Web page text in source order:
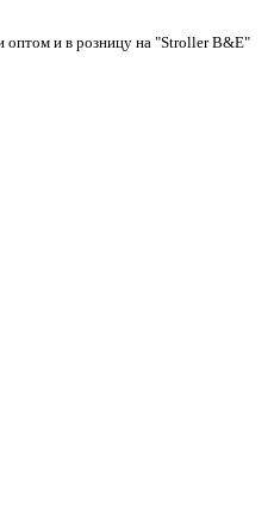
оптом и в розницу на "Stroller B&E"